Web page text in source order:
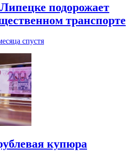
подорожает
транспорте
спустя
купюра